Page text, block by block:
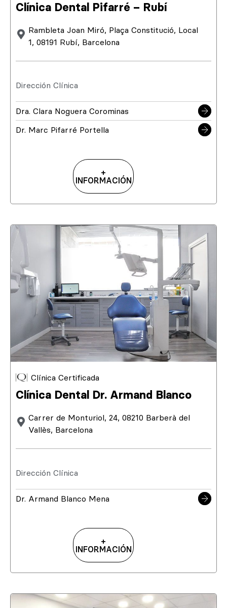
Clínica Dental Pifarré – Rubí
Rambleta Joan Miró, Plaça Constitució, Local
1, 08191 Rubí, Barcelona
Dirección Clínica
Dra. Clara Noguera Corominas
Dr. Marc Pifarré Portella
+
INFORMACIÓN
Clínica Certificada
Clínica Dental Dr. Armand Blanco
Carrer de Monturiol, 24, 08210 Barberà del
Vallès, Barcelona
Dirección Clínica
Dr. Armand Blanco Mena
+
INFORMACIÓN